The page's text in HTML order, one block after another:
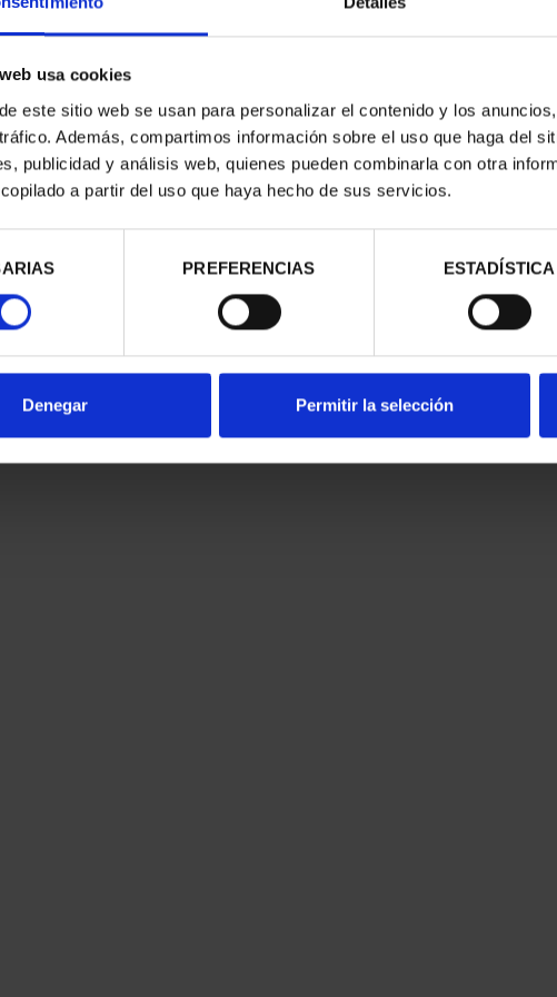
usa cookies
este sitio web se usan para personalizar el contenido y los
Además, compartimos información sobre el uso que haga del
publicidad y análisis web, quienes pueden combinarla con otra
a partir del uso que haya hecho de sus servicios.
PREFERENCIAS ESTADÍSTICA
Denegar Permitir la selección
FIFA WORLD CUP 2026 -
SILVER COIN
FIFA WORLD CUP - 1 OZ
GOLD COIN